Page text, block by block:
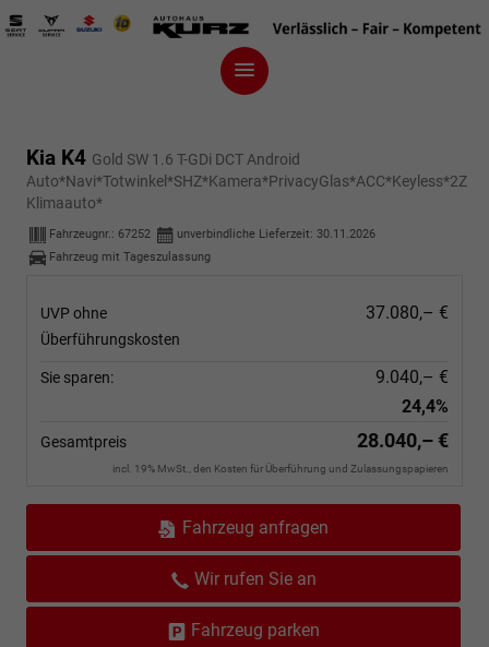
Kia K4 Gold SW 1.6 T-GDi DCT Android
Auto*Navi*Totwinkel*SHZ*Kamera*PrivacyGlas*ACC*Keyless*2Z
Klimaauto*
Fahrzeugnr.: 67252 unverbindliche Lieferzeit: 30.11.2026
Fahrzeug mit Tageszulassung
UVP ohne
Überführungskosten
37.080,– €
Sie sparen:
9.040,– €
24,4%
Gesamtpreis 28.040,– €
incl. 19% MwSt., den Kosten für Überführung und Zulassungspapieren
Fahrzeug anfragen
Wir rufen Sie an
Fahrzeug parken